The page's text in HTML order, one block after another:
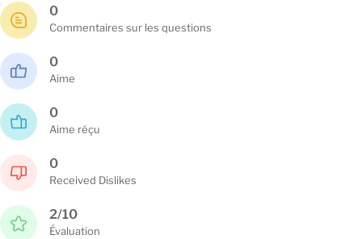
0
Commentaires sur les questions
0
Aime
0
Aime réçu
0
Received Dislikes
2/10
Évaluation